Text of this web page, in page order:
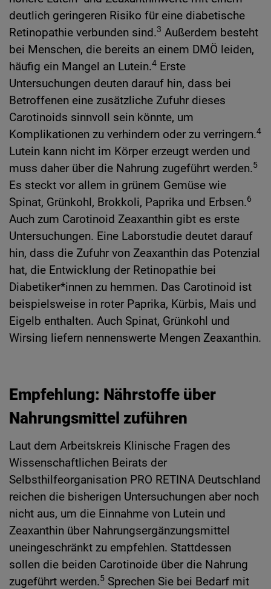
deutlich geringeren Risiko für eine diabetische
Retinopathie verbunden sind.3 Außerdem besteht
bei Menschen, die bereits an einem DMÖ leiden,
häufig ein Mangel an Lutein.4 Erste
Untersuchungen deuten darauf hin, dass bei
Betroffenen eine zusätzliche Zufuhr dieses
Carotinoids sinnvoll sein könnte, um
Komplikationen zu verhindern oder zu verringern.4
Lutein kann nicht im Körper erzeugt werden und
muss daher über die Nahrung zugeführt werden.5
Es steckt vor allem in grünem Gemüse wie
Spinat, Grünkohl, Brokkoli, Paprika und Erbsen.6
Auch zum Carotinoid Zeaxanthin gibt es erste
Untersuchungen. Eine Laborstudie deutet darauf
hin, dass die Zufuhr von Zeaxanthin das Potenzial
hat, die Entwicklung der Retinopathie bei
Diabetiker*innen zu hemmen. Das Carotinoid ist
beispielsweise in roter Paprika, Kürbis, Mais und
Eigelb enthalten. Auch Spinat, Grünkohl und
Wirsing liefern nennenswerte Mengen Zeaxanthin.
Empfehlung: Nährstoffe über
Nahrungsmittel zuführen
Laut dem Arbeitskreis Klinische Fragen des
Wissenschaftlichen Beirats der
Selbsthilfeorganisation PRO RETINA Deutschland
reichen die bisherigen Untersuchungen aber noch
nicht aus, um die Einnahme von Lutein und
Zeaxanthin über Nahrungsergänzungsmittel
uneingeschränkt zu empfehlen. Stattdessen
sollen die beiden Carotinoide über die Nahrung
zugeführt werden.5 Sprechen Sie bei Bedarf mit